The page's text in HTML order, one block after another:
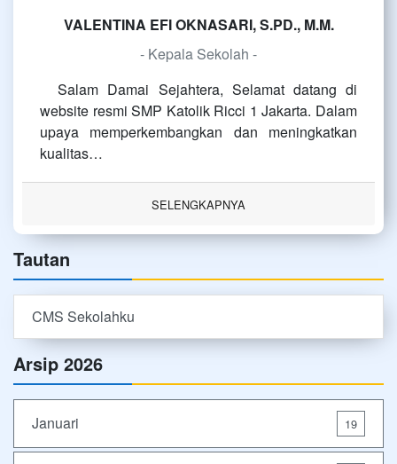
VALENTINA EFI OKNASARI, S.PD., M.M.
- Kepala Sekolah -
Salam Damai Sejahtera, Selamat datang di
website resmi SMP Katolik Ricci 1 Jakarta. Dalam
upaya memperkembangkan dan meningkatkan
kualitas…
SELENGKAPNYA
Tautan
CMS Sekolahku
Arsip 2026
Januari 19